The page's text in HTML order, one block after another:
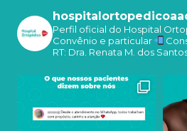
Perfil oficial do Hospital
Convênio e particular
RT: Dra. Renata M. dos Santos